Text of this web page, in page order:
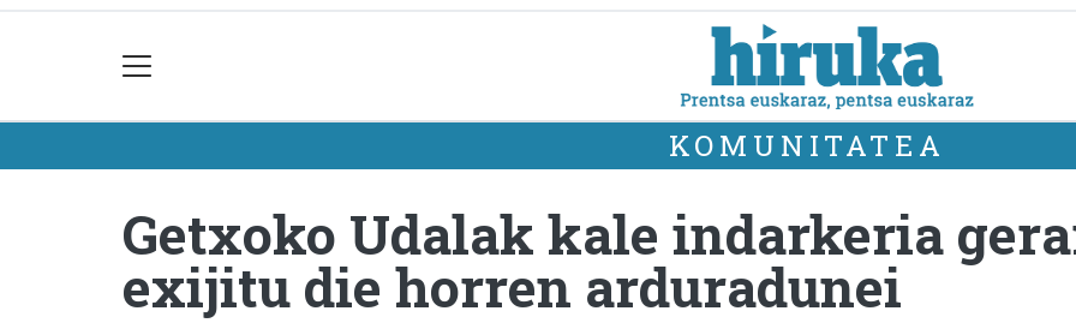
KOMUNITATEA
Getxoko Udalak kale indarkeria
exijitu die horren arduradunei